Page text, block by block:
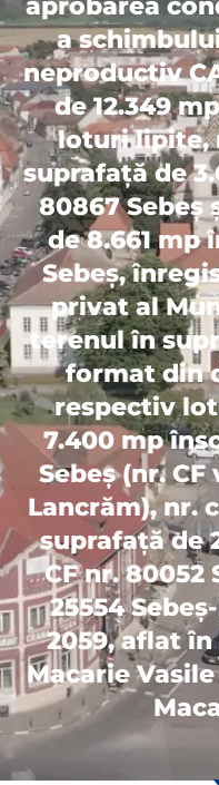
aprobarea
a
neproductiv
de 12.349
loturi lipite,
suprafață de
80867 Sebeș
de 8.661 mp
Sebeș,
privat al
terenul în
format din
respectiv
7.400 mp
Sebeș (nr. CF
Lancrăm), nr.
suprafață de
CF nr. 80052
25554
2059, aflat
Macarie